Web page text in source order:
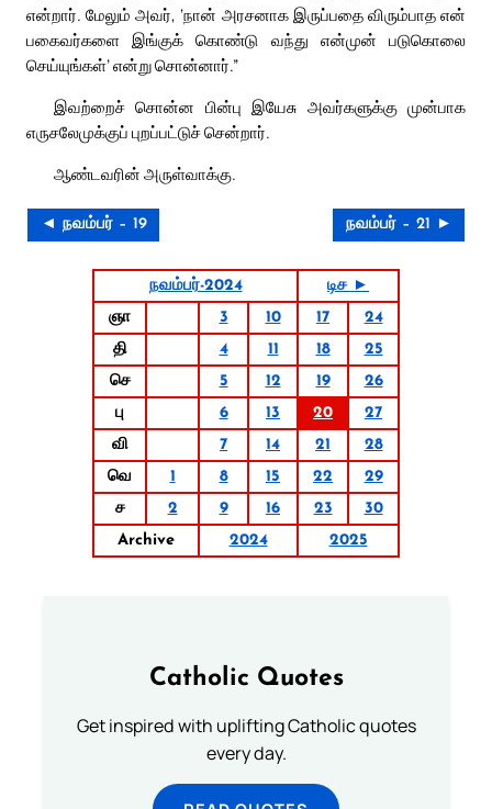
என்றார். மேலும் அவர், ‘நான் அரசனாக இருப்பதை விரும்பாத என்
பகைவர்களை இங்குக் கொண்டு வந்து என்முன் படுகொலை
செய்யுங்கள்’ என்று சொன்னார்.”
இவற்றைச் சொன்ன பின்பு இயேசு அவர்களுக்கு முன்பாக
எருசலேமுக்குப் புறப்பட்டுச் சென்றார்.
ஆண்டவரின் அருள்வாக்கு.
◄ நவம்பர் – 19 நவம்பர் – 21 ►
நவம்பர்-2024
டிச ►
ஞா
3 10 17
24
தி
4 11 18
25
செ
5 12 19
26
பு
6 13 20
27
வி
7 14 21
28
வெ
1 8 15 22
29
ச
2 9 16 23
30
Archive
2024 2025
Catholic Quotes
Get inspired with uplifting Catholic quotes
every day.